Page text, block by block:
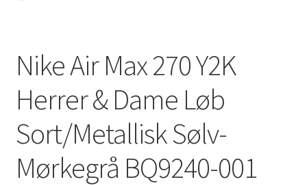
Nike Air Max 270 Y2K
Herrer & Dame Løb
Sort/Metallisk Sølv-
Mørkegrå BQ9240-001